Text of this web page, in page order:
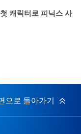
캐릭터로 피닉스 사
으로 돌아가기